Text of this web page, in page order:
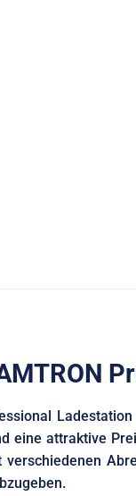
eine attraktive